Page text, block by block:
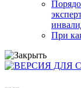
При